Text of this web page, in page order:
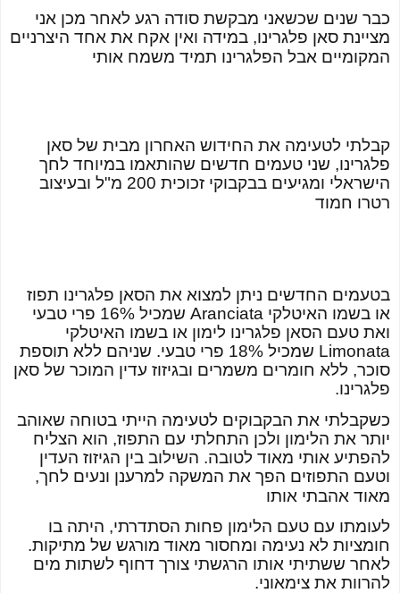
כבר שנים שכשאני מבקשת סודה רגע לאחר מכן אני
מציינת סאן פלגרינו, במידה ואין אקח את אחד היצרניים
המקומיים אבל הפלגרינו תמיד משמח אותי
קבלתי לטעימה את החידוש האחרון מבית של סאן
פלגרינו, שני טעמים חדשים שהותאמו במיוחד לחך
הישראלי ומגיעים בבקבוקי זכוכית 200 מ"ל ובעיצוב
רטרו חמוד
בטעמים החדשים ניתן למצוא את הסאן פלגרינו תפוז
או בשמו האיטלקי Aranciata
שמכיל 16% פרי טבעי
ואת טעם הסאן פלגרינו לימון או בשמו האיטלקי
Limonata
שמכיל 18% פרי טבעי. שניהם ללא תוספת
סוכר, ללא חומרים משמרים ובגיזוז עדין המוכר של סאן
פלגרינו.
כשקבלתי את הבקבוקים לטעימה הייתי בטוחה שאוהב
יותר את הלימון ולכן התחלתי עם התפוז, הוא הצליח
להפתיע אותי מאוד לטובה. השילוב בין הגיזוז העדין
וטעם התפוזים הפך את המשקה למרענן ונעים לחך,
מאוד אהבתי אותו
לעומתו עם טעם הלימון פחות הסתדרתי, היתה בו
חומציות לא נעימה ומחסור מאוד מורגש של מתיקות.
לאחר ששתיתי אותו הרגשתי צורך דחוף לשתות מים
להרוות את צימאוני.